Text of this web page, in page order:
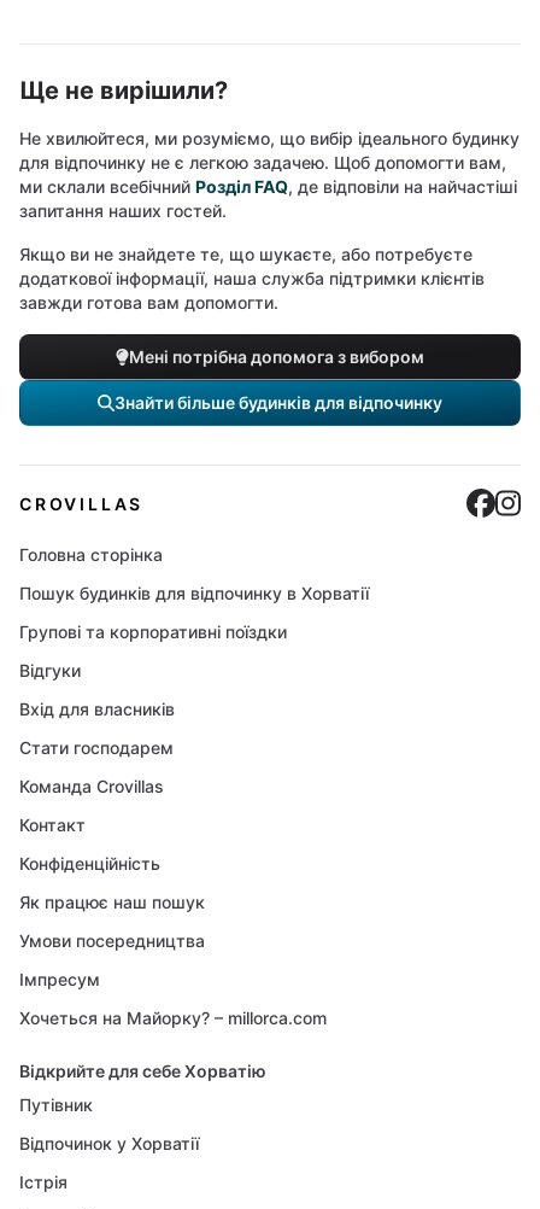
Ще не вирішили?
Не хвилюйтеся, ми розуміємо, що вибір ідеального будинку
для відпочинку не є легкою задачею. Щоб допомогти вам,
ми склали всебічний Розділ FAQ, де відповіли на найчастіші
запитання наших гостей.
Якщо ви не знайдете те, що шукаєте, або потребуєте
додаткової інформації, наша служба підтримки клієнтів
завжди готова вам допомогти.
Мені потрібна допомога з вибором
Знайти більше будинків для відпочинку
CROVILLAS
Головна сторінка
Пошук будинків для відпочинку в Хорватії
Групові та корпоративні поїздки
Відгуки
Вхід для власників
Стати господарем
Команда Crovillas
Контакт
Конфіденційність
Як працює наш пошук
Умови посередництва
Імпресум
Хочеться на Майорку? – millorca.com
Відкрийте для себе Хорватію
Путівник
Відпочинок у Хорватії
Істрія